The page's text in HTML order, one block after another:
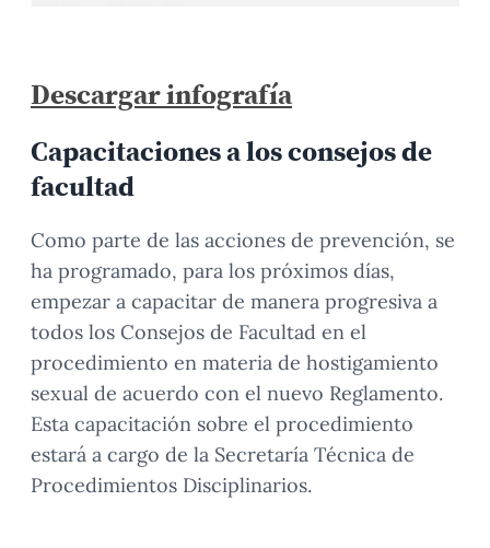
Descargar infografía
Capacitaciones a los consejos de
facultad
Como parte de las acciones de prevención, se
ha programado, para los próximos días,
empezar a capacitar de manera progresiva a
todos los Consejos de Facultad en el
procedimiento en materia de hostigamiento
sexual de acuerdo con el nuevo Reglamento.
Esta capacitación sobre el procedimiento
estará a cargo de la Secretaría Técnica de
Procedimientos Disciplinarios.